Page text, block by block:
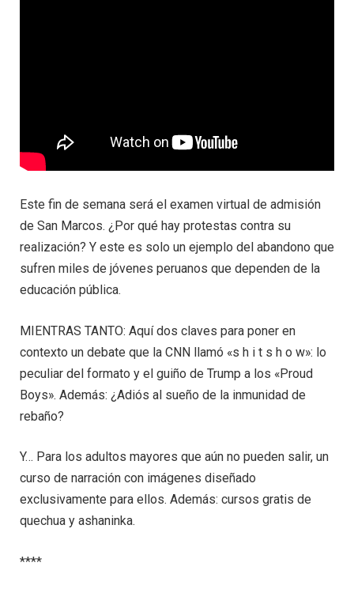
Este fin de semana será el examen virtual de admisión
de San Marcos. ¿Por qué hay protestas contra su
realización? Y este es solo un ejemplo del abandono que
sufren miles de jóvenes peruanos que dependen de la
educación pública.
MIENTRAS TANTO: Aquí dos claves para poner en
contexto un debate que la CNN llamó «s h i t s h o w»: lo
peculiar del formato y el guiño de Trump a los «Proud
Boys». Además: ¿Adiós al sueño de la inmunidad de
rebaño?
Y… Para los adultos mayores que aún no pueden salir, un
curso de narración con imágenes diseñado
exclusivamente para ellos. Además: cursos gratis de
quechua y ashaninka.
****